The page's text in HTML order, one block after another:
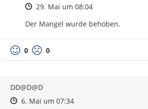
Zeitpunkt des Erstellens
29. Mai um 08:04
Der Mangel wurde behoben.
0 0
DD@D@D
Zeitpunkt des Erstellens
Zeitpunkt des Erstellens
6. Mai um 07:34Zur Äußerung